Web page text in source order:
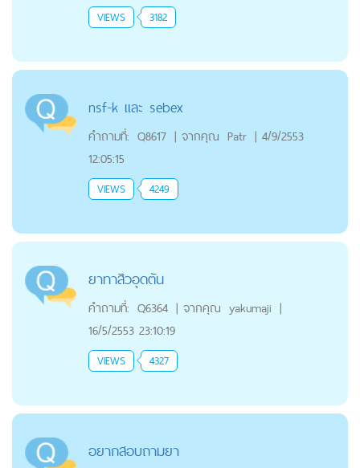
VIEWS 3182
nsf-k และ sebex
คำถามที่: Q8617 | จากคุณ Patr | 4/9/2553
12:05:15
VIEWS 4249
ยาทาสิวอุดตัน
คำถามที่: Q6364 | จากคุณ yakumaji |
16/5/2553 23:10:19
VIEWS 4327
อยากสอบถามยา